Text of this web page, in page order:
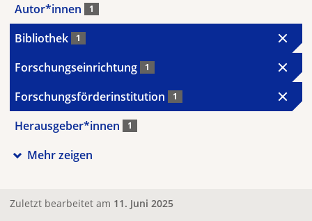
Autor*innen 1
Bibliothek 1
Forschungseinrichtung 1
Forschungsförderinstitution 1
Herausgeber*innen 1
Mehr zeigen
Zuletzt bearbeitet am 11. Juni 2025